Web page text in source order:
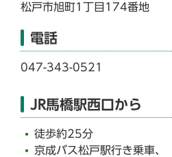
松戸市旭町1丁目174番地
電話
047-343-0521
JR馬橋駅西口から
徒歩約25分
京成バス松戸駅行き乗車、